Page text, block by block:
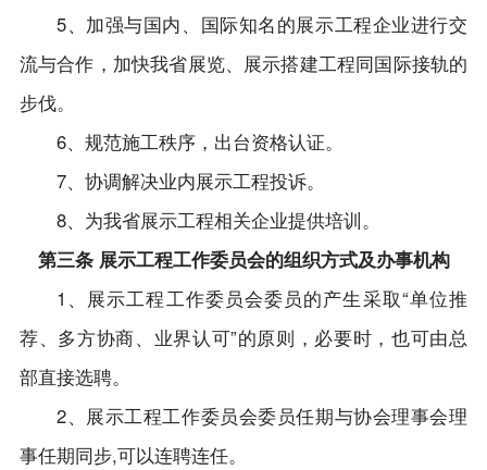
5、加强与国内、国际知名的展示工程企业进行交
流与合作，加快我省展览、展示搭建工程同国际接轨的
步伐。
6、规范施工秩序，出台资格认证。
7、协调解决业内展示工程投诉。
8、为我省展示工程相关企业提供培训。
第三条 展示工程工作委员会的组织方式及办事机构
1、展示工程工作委员会委员的产生采取“单位推
荐、多方协商、业界认可”的原则，必要时，也可由总
部直接选聘。
2、展示工程工作委员会委员任期与协会理事会理
事任期同步,可以连聘连任。